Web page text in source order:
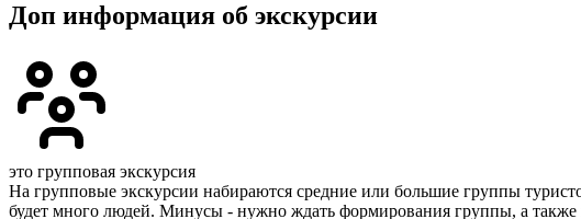
Доп информация об экскурсии
это групповая экскурсия
На групповые экскурсии набираются средние или большие группы
будет много людей. Минусы - нужно ждать формирования группы, а также